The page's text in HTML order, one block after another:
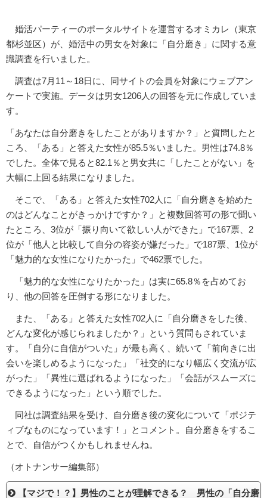
婚活パーティーのポータルサイトを運営するオミカレ（東京
都杉並区）が、婚活中の男女を対象に「自分磨き」に関する意
識調査を行いました。
調査は7月11～18日に、同サイトの会員を対象にウェブアン
ケートで実施。データは男女1206人の回答を元に作成していま
す。
「あなたは自分磨きをしたことがありますか？」と質問したと
ころ、「ある」と答えた女性が85.5％いました。男性は74.8％
でした。全体で見ると82.1％と男女共に「したことがない」を
大幅に上回る結果になりました。
そこで、「ある」と答えた女性702人に「自分磨きを始めた
のはどんなことがきっかけですか？」と複数回答可の形で聞い
たところ、3位が「振り向いて欲しい人ができた」で167票、2
位が「他人と比較して自分の容姿が嫌だった」で187票、1位が
「魅力的な女性になりたかった」で462票でした。
「魅力的な女性になりたかった」は実に65.8％を占めてお
り、他の回答を圧倒する形になりました。
また、「ある」と答えた女性702人に「自分磨きをした後、
どんな変化が感じられましたか？」という質問もされていま
す。「自分に自信がついた」が最も高く、続いて「前向きに出
会いを楽しめるようになった」「社交的になり幅広く交流が広
がった」「異性に選ばれるようになった」「会話がスムーズに
できるようになった」という順でした。
同社は調査結果を受け、自分磨き後の変化について「ポジテ
ィブなものになっています！」とコメント。自分磨きをするこ
とで、自信がつくかもしれませんね。
（オトナンサー編集部）
【マジで！？】男性のことが理解できる？ 男性の「自分磨